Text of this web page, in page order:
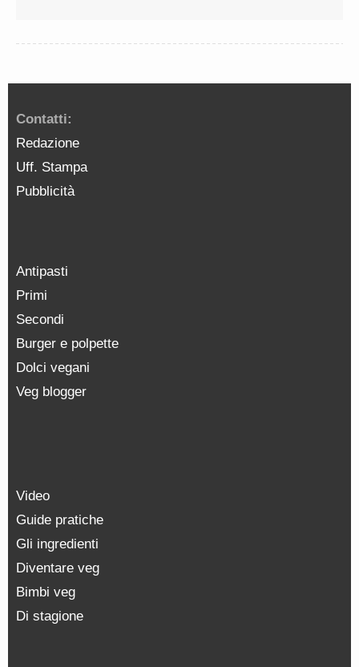
Contatti:
Redazione
Uff. Stampa
Pubblicità
Antipasti
Primi
Secondi
Burger e polpette
Dolci vegani
Veg blogger
Video
Guide pratiche
Gli ingredienti
Diventare veg
Bimbi veg
Di stagione